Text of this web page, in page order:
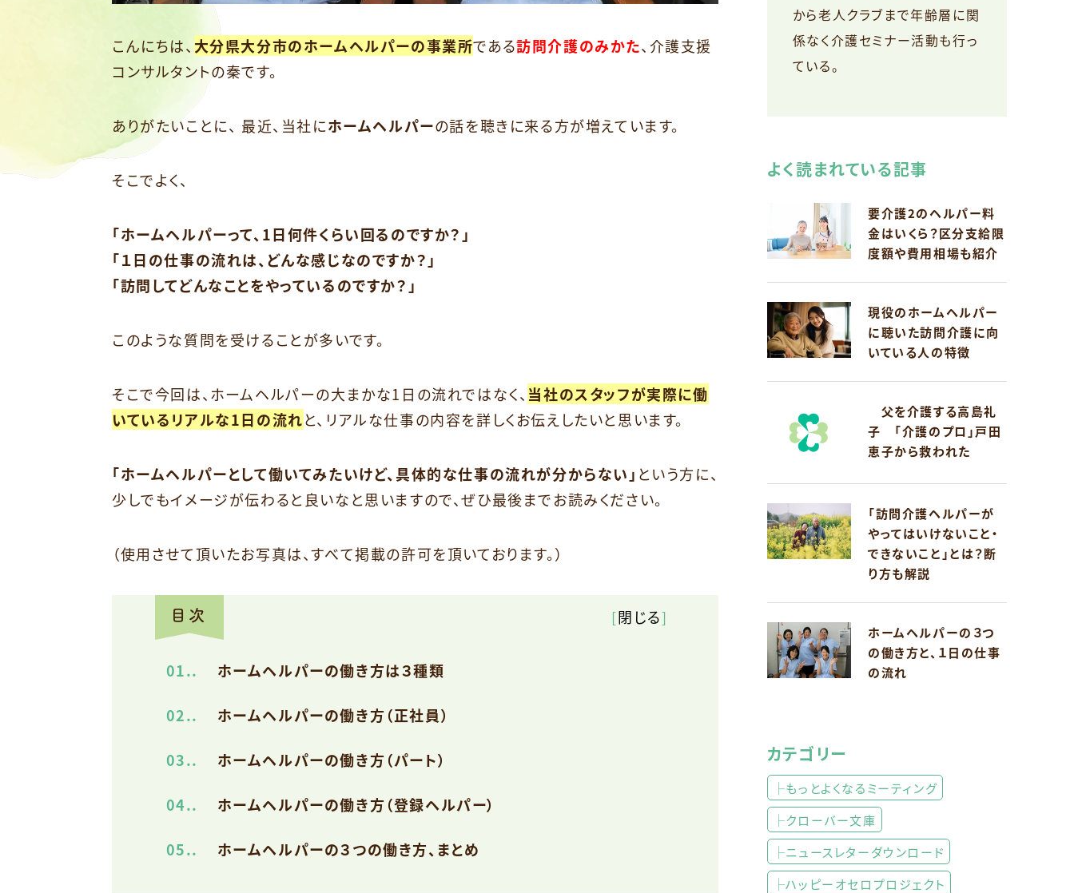
こんにちは、 大分県大分市のホームヘルパーの事業所である訪問介護のみかた、介護支援
コンサルタントの秦です。
ありがたいことに、 最近、当社にホームヘルパーの話を聴きに来る方が増えています。
そこでよく、
「ホームヘルパーって、1日何件くらい回るのですか？」
「１日の仕事の流れは、どんな感じなのですか？」
「訪問してどんなことをやっているのですか？」
このような質問を受けることが多いです。
そこで今回は、ホームヘルパーの大まかな1日の流れではなく、 当社のスタッフが実際に働
いているリアルな1日の流れと、リアルな仕事の内容を詳しくお伝えしたいと思います。
「ホームヘルパーとして働いてみたいけど、具体的な仕事の流れが分からない」 という方に、
少しでもイメージが伝わると良いなと思いますので、ぜひ最後までお読みください。
（使用させて頂いたお写真は、すべて掲載の許可を頂いております。）
[閉じる]
1. ホームヘルパーの働き方は３種類
2. ホームヘルパーの働き方（正社員）
3. ホームヘルパーの働き方（パート）
4. ホームヘルパーの働き方（登録ヘルパー）
5. ホームヘルパーの３つの働き方、まとめ
から老人クラブまで年齢層に関
係なく介護セミナー活動も行っ
ている。
よく読まれている記事
要介護2のヘルパー料
金はいくら？区分支給限
度額や費用相場も紹介
現役のホームヘルパー
に聴いた訪問介護に向
いている人の特徴
父を介護する高島礼
子 「介護のプロ」戸田
恵子から救われた
「訪問介護ヘルパーが
やってはいけないこと・
できないこと」とは？断
り方も解説
ホームヘルパーの３つ
の働き方と、１日の仕事
の流れ
カテゴリー
├もっとよくなるミーティング
├クローバー文庫
├ニュースレターダウンロード
├ハッピーオセロプロジェクト